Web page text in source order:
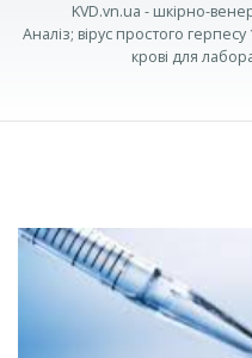
KVD.vn.ua - шкірно-
Аналіз; вірус простого
крові для